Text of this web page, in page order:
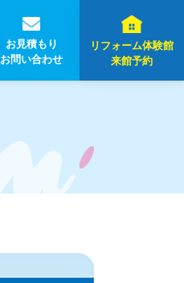
お見積もり
お問い合わせ
リフォーム体験館
来館予約